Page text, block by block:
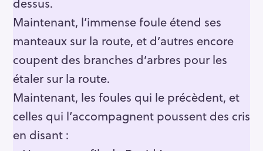
Maintenant, l’immense foule étend ses
manteaux sur la route, et d’autres encore
coupent des branches d’arbres pour les
étaler sur la route.
Maintenant, les foules qui le précèdent, et
celles qui l’accompagnent poussent des cris
en disant :